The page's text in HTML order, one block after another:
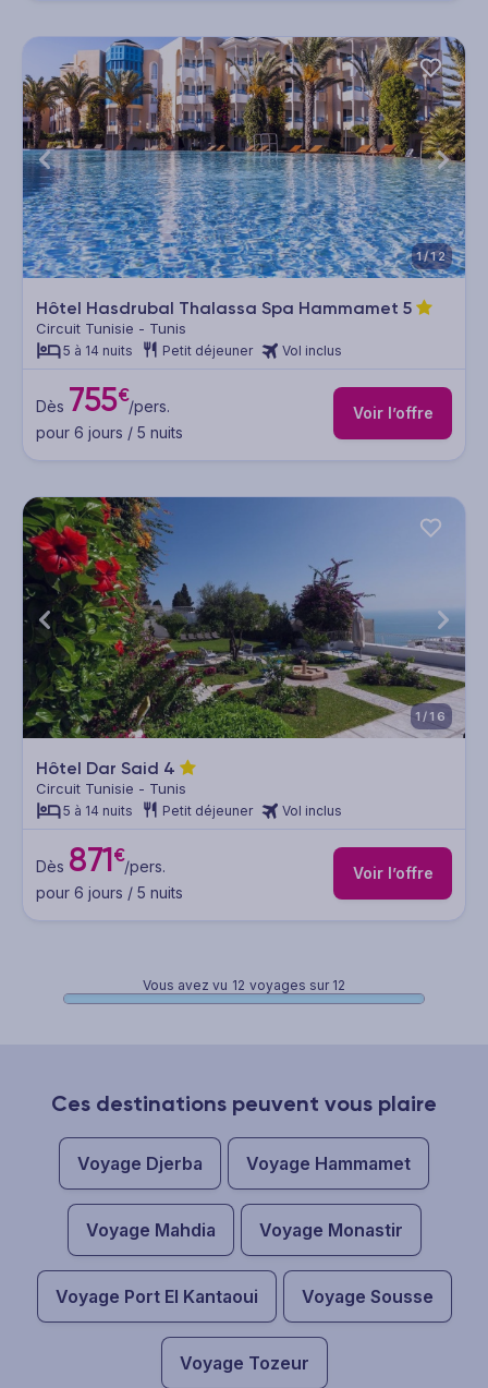
1/12
Hôtel Hasdrubal Thalassa Spa Hammamet 5
Circuit Tunisie - Tunis
5 à 14 nuits Petit déjeuner Vol inclus
Dès 755€/pers.
pour 6 jours / 5 nuits
Voir l’offre
1/16
Hôtel Dar Said 4
Circuit Tunisie - Tunis
5 à 14 nuits Petit déjeuner Vol inclus
Dès 871€/pers.
pour 6 jours / 5 nuits
Voir l’offre
Vous avez vu 12 voyages sur 12
Ces destinations peuvent vous plaire
Voyage Djerba Voyage Hammamet
Voyage Mahdia Voyage Monastir
Voyage Port El Kantaoui Voyage Sousse
Voyage Tozeur